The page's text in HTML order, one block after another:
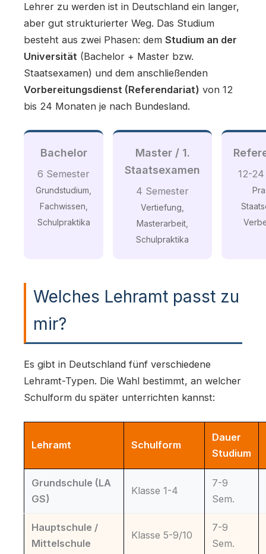
Lehrer zu werden ist in Deutschland ein langer,
aber gut strukturierter Weg. Das Studium
besteht aus zwei Phasen: dem Studium an der
Universität (Bachelor + Master bzw.
Staatsexamen) und dem anschließenden
Vorbereitungsdienst (Referendariat) von 12
bis 24 Monaten je nach Bundesland.
Bachelor
6 Semester
Grundstudium,
Fachwissen,
Schulpraktika
Master / 1.
Staatsexamen
4 Semester
Vertiefung,
Masterarbeit,
Schulpraktika
12-
Welches Lehramt passt zu
mir?
Es gibt in Deutschland fünf verschiedene
Lehramt-Typen. Die Wahl bestimmt, an welcher
Schulform du später unterrichten kannst:
Lehramt Schulform
Dauer
Studium
Grundschule (LA
GS)
Klasse 1-4
7-9
Sem.
Hauptschule /
Mittelschule
Klasse 5-9/10
7-9
Sem.